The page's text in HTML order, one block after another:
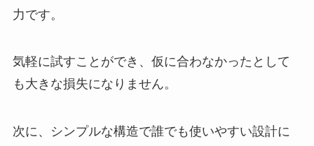
力です。
気軽に試すことができ、仮に合わなかったとして
も大きな損失になりません。
次に、シンプルな構造で誰でも使いやすい設計に